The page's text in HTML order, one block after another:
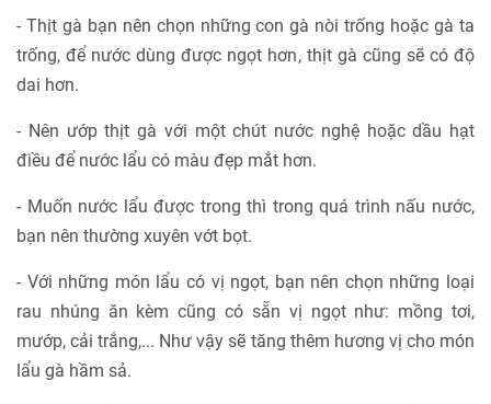
- Thịt gà bạn nên chọn những con gà nòi trống hoặc gà ta
trống, để nước dùng được ngọt hơn, thịt gà cũng sẽ có độ
dai hơn.
- Nên ướp thịt gà với một chút nước nghệ hoặc dầu hạt
điều để nước lẩu có màu đẹp mắt hơn.
- Muốn nước lẩu được trong thì trong quá trình nấu nước,
bạn nên thường xuyên vớt bọt.
- Với những món lẩu có vị ngọt, bạn nên chọn những loại
rau nhúng ăn kèm cũng có sẵn vị ngọt như: mồng tơi,
mướp, cải trắng,... Như vậy sẽ tăng thêm hương vị cho món
lẩu gà hầm sả.